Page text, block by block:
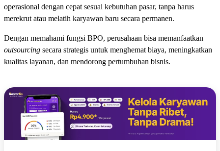
operasional dengan cepat sesuai kebutuhan pasar, tanpa harus
merekrut atau melatih karyawan baru secara permanen.
Dengan memahami fungsi BPO, perusahaan bisa memanfaatkan
outsourcing secara strategis untuk menghemat biaya, meningkatkan
kualitas layanan, dan mendorong pertumbuhan bisnis.